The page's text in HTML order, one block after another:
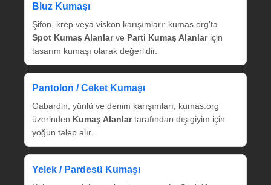
Bluz Kumaşı
Şifon, krep veya viskon karışımları; kumas.org’ta
Spot Kumaş Alanlarve Parti Kumaş Alanlariçin
tasarım kumaşı olarak değerlidir.
Pantolon / Ceket Kumaşı
Gabardin, yünlü ve denim karışımları; kumas.org
üzerinden Kumaş Alanlartarafından dış giyim için
yoğun talep alır.
Yelek / Pardesü Kumaşı